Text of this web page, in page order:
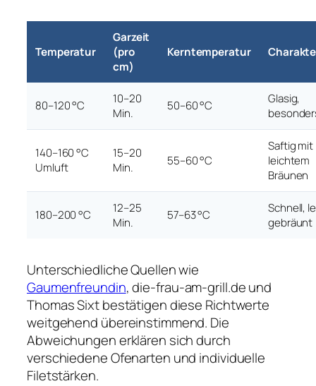
Temperatur
Garzeit
(pro
cm)
Kerntemperatur
80–120 °C
10–20
Min.
50–60 °C
Glasig,
140–160 °C
Umluft
15–20
Min.
55–60 °C
Saftig mit
leichtem
Bräunen
180–200 °C
12–25
Min.
57–63 °C
Schnell,
gebräunt
Unterschiedliche Quellen wie
Gaumenfreundin, die-frau-am-grill.de und
Thomas Sixt bestätigen diese Richtwerte
weitgehend übereinstimmend. Die
Abweichungen erklären sich durch
verschiedene Ofenarten und individuelle
Filetstärken.